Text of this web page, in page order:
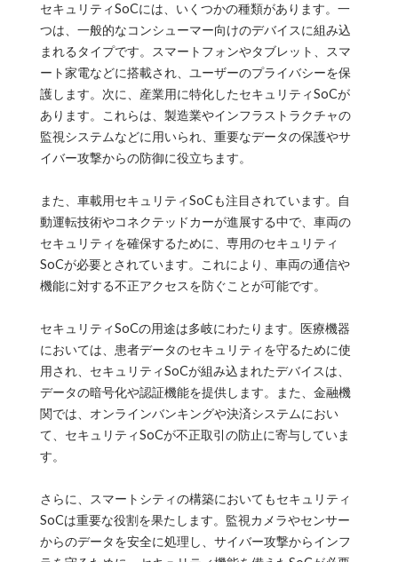
セキュリティSoCには、いくつかの種類があります。一
つは、一般的なコンシューマー向けのデバイスに組み込
まれるタイプです。スマートフォンやタブレット、スマ
ート家電などに搭載され、ユーザーのプライバシーを保
護します。次に、産業用に特化したセキュリティSoCが
あります。これらは、製造業やインフラストラクチャの
監視システムなどに用いられ、重要なデータの保護やサ
イバー攻撃からの防御に役立ちます。
また、車載用セキュリティSoCも注目されています。自
動運転技術やコネクテッドカーが進展する中で、車両の
セキュリティを確保するために、専用のセキュリティ
SoCが必要とされています。これにより、車両の通信や
機能に対する不正アクセスを防ぐことが可能です。
セキュリティSoCの用途は多岐にわたります。医療機器
においては、患者データのセキュリティを守るために使
用され、セキュリティSoCが組み込まれたデバイスは、
データの暗号化や認証機能を提供します。また、金融機
関では、オンラインバンキングや決済システムにおい
て、セキュリティSoCが不正取引の防止に寄与していま
す。
さらに、スマートシティの構築においてもセキュリティ
SoCは重要な役割を果たします。監視カメラやセンサー
からのデータを安全に処理し、サイバー攻撃からインフ